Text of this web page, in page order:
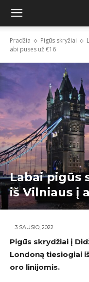
Pradžia Pigūs skryžiai
abi puses už €16
Labai pigūs
iš Vilniaus į
3 SAUSIO, 2022
Pigūs skrydžiai į
Londoną tiesiogiai
oro linijomis.